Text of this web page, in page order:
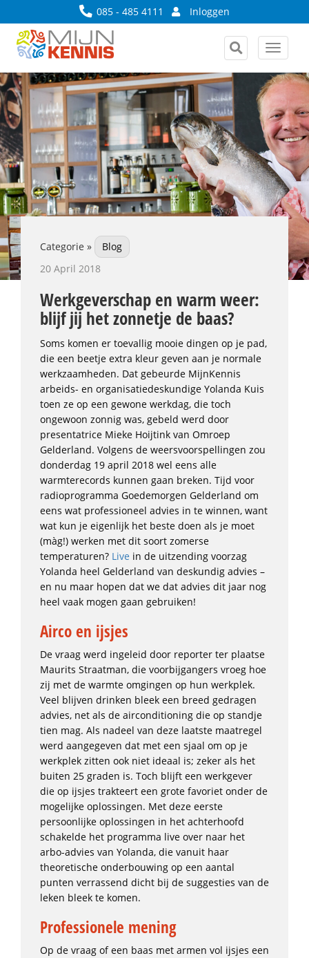
085 - 485 4111 Inloggen
Toggle
Categorie »
Blog
20 April 2018
Werkgeverschap en warm weer:
blijf jij het zonnetje de baas?
Soms komen er toevallig mooie dingen op je pad,
die een beetje extra kleur geven aan je normale
werkzaamheden. Dat gebeurde MijnKennis
arbeids- en organisatiedeskundige Yolanda Kuis
toen ze op een gewone werkdag, die toch
ongewoon zonnig was, gebeld werd door
presentatrice Mieke Hoijtink van Omroep
Gelderland. Volgens de weersvoorspellingen zou
donderdag 19 april 2018 wel eens alle
warmterecords kunnen gaan breken. Tijd voor
radioprogramma Goedemorgen Gelderland om
eens wat professioneel advies in te winnen, want
wat kun je eigenlijk het beste doen als je moet
(màg!) werken met dit soort zomerse
temperaturen? Live in de uitzending voorzag
Yolanda heel Gelderland van deskundig advies –
en nu maar hopen dat we dat advies dit jaar nog
heel vaak mogen gaan gebruiken!
Airco en ijsjes
De vraag werd ingeleid door reporter ter plaatse
Maurits Straatman, die voorbijgangers vroeg hoe
zij met de warmte omgingen op hun werkplek.
Veel blijven drinken bleek een breed gedragen
advies, net als de airconditioning die op standje
tien mag. Als nadeel van deze laatste maatregel
werd aangegeven dat met een sjaal om op je
werkplek zitten ook niet ideaal is; zeker als het
buiten 25 graden is. Toch blijft een werkgever
die op ijsjes trakteert een grote favoriet onder de
mogelijke oplossingen. Met deze eerste
persoonlijke oplossingen in het achterhoofd
schakelde het programma live over naar het
arbo-advies van Yolanda, die vanuit haar
theoretische onderbouwing op een aantal
punten verrassend dicht bij de suggesties van de
leken bleek te komen.
Professionele mening
Op de vraag of een baas met armen vol ijsjes een